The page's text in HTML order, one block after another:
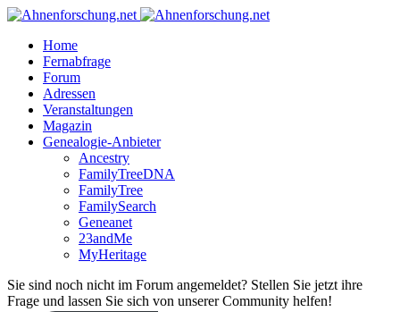
Home
Fernabfrage
Forum
Adressen
Veranstaltungen
Magazin
Genealogie-Anbieter
Ancestry
FamilyTreeDNA
FamilyTree
FamilySearch
Geneanet
23andMe
MyHeritage
Sie sind noch nicht im Forum angemeldet? Stellen Sie jetzt ihre
Frage und lassen Sie sich von unserer Community helfen!